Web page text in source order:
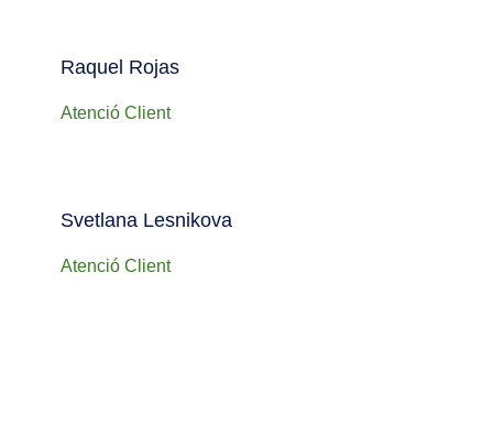
Raquel Rojas
Atenció Client
Svetlana Lesnikova
Atenció Client